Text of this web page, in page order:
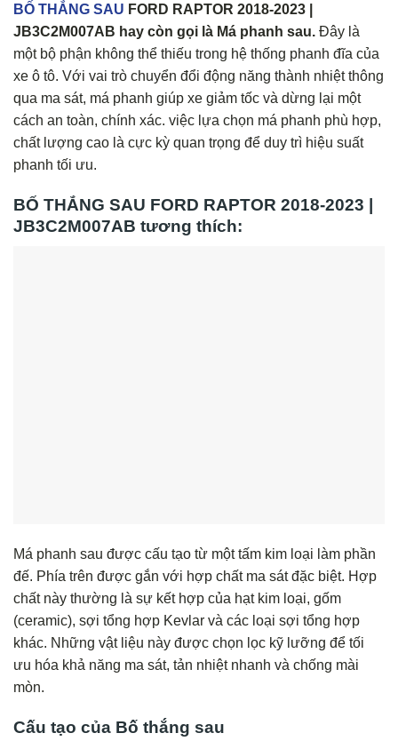
BỐ THẮNG SAU FORD RAPTOR 2018-2023 |
JB3C2M007AB hay còn gọi là Má phanh sau. Đây là
một bộ phận không thể thiếu trong hệ thống phanh đĩa của
xe ô tô. Với vai trò chuyển đổi động năng thành nhiệt thông
qua ma sát, má phanh giúp xe giảm tốc và dừng lại một
cách an toàn, chính xác. việc lựa chọn má phanh phù hợp,
chất lượng cao là cực kỳ quan trọng để duy trì hiệu suất
phanh tối ưu.
BỐ THẮNG SAU FORD RAPTOR 2018-2023 |
JB3C2M007AB tương thích:
Má phanh sau được cấu tạo từ một tấm kim loại làm phần
đế. Phía trên được gắn với hợp chất ma sát đặc biệt. Hợp
chất này thường là sự kết hợp của hạt kim loại, gốm
(ceramic), sợi tổng hợp Kevlar và các loại sợi tổng hợp
khác. Những vật liệu này được chọn lọc kỹ lưỡng để tối
ưu hóa khả năng ma sát, tản nhiệt nhanh và chống mài
mòn.
Cấu tạo của Bố thắng sau